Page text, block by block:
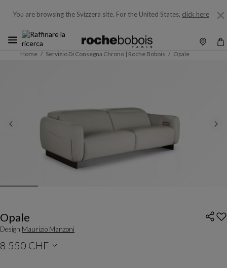
You are browsing the Svizzera site. For the United States, click here
Home Servizio Di Consegna Chrono | Roche Bobois Opale
Opale
Design Maurizio Manzoni
8 550 CHF